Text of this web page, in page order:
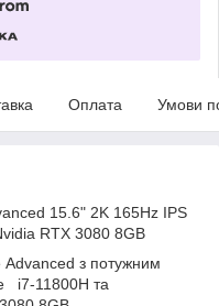
Оплата Умови
15.6" 2K 165Hz IPS
RTX 3080 8GB
Advanced з потужним
i7-11800H та